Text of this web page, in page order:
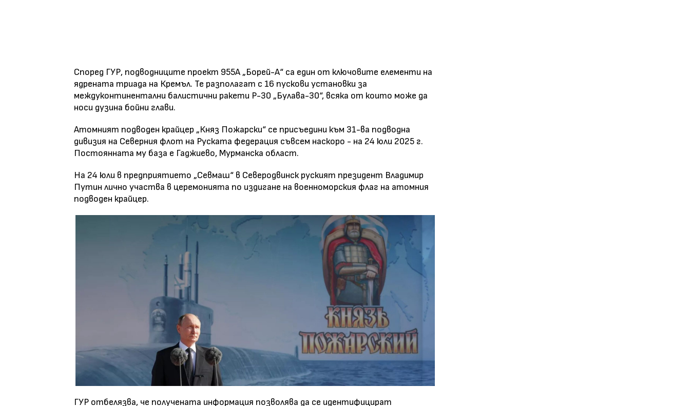
Според ГУР, подводниците проект 955А „Борей-А“ са един от ключовите елементи на
ядрената триада на Кремъл. Те разполагат с 16 пускови установки за
междуконтинентални балистични ракети Р-30 „Булава-30“, всяка от които може да
носи дузина бойни глави.
Атомният подводен крайцер „Княз Пожарски“ се присъедини към 31-ва подводна
дивизия на Северния флот на Руската федерация съвсем наскоро - на 24 юли 2025 г.
Постоянната му база е Гаджиево, Мурманска област.
На 24 юли в предприятието „Севмаш“ в Северодвинск руският президент Владимир
Путин лично участва в церемонията по издигане на военноморския флаг на атомния
подводен крайцер.
ГУР отбелязва, че получената информация позволява да се идентифицират